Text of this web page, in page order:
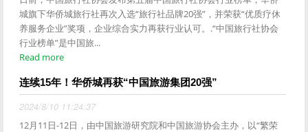
城旗下华侨城旅行社再次入选“旅行社品牌20强”，并荣获“优质疗休
养服务企业”奖项，企业综合实力再获行业认可。.“中国旅行社协会
行业榜单”是中国旅...
Read more
连续15年！华侨城再获“中国旅游集团20强”
2024/8/10 11:24:37
12月11日-12日，由中国旅游研究院和中国旅游协会主办，以“繁荣